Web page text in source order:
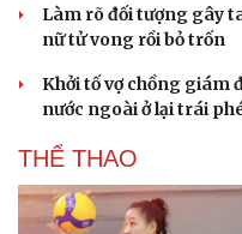
Làm rõ đối tượng gây
nữ tử vong rồi bỏ trốn
Khởi tố vợ chồng giám
nước ngoài ở lại trái
THỂ THAO